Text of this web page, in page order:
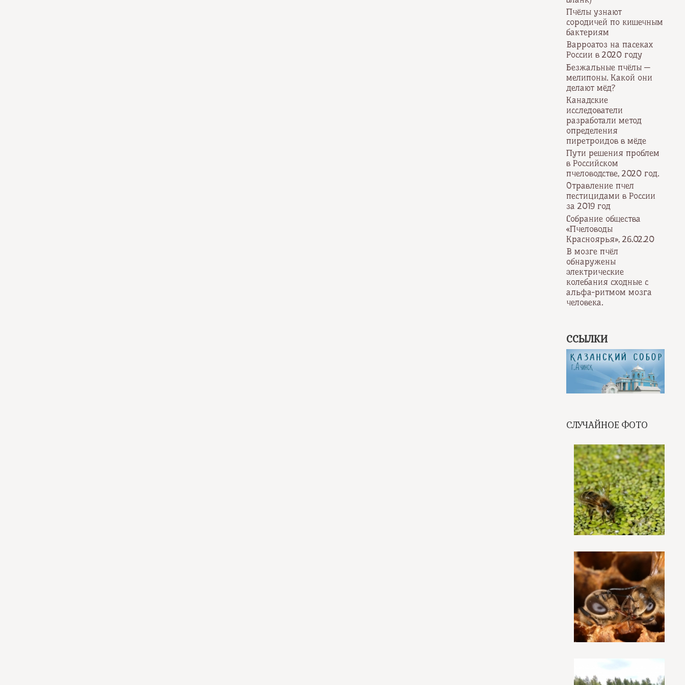
Пчёлы узнают
сородичей по кишечным
бактериям
Варроатоз на пасеках
России в 2020 году
Безжальные пчёлы —
мелипоны. Какой они
делают мёд?
Канадские
исследователи
разработали метод
определения
пиретроидов в мёде
Пути решения проблем
в Российском
пчеловодстве, 2020 год.
Отравление пчел
пестицидами в России
за 2019 год
Собрание общества
«Пчеловоды
Красноярья», 26.02.20
В мозге пчёл
обнаружены
электрические
колебания сходные с
альфа-ритмом мозга
человека.
ССЫЛКИ
СЛУЧАЙНОЕ ФОТО